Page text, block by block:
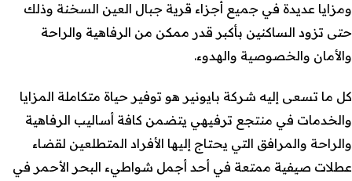
ومزايا عديدة في جميع أجزاء قرية جبال العين السخنة وذلك
حتى تزود الساكنين بأكبر قدر ممكن من الرفاهية والراحة
والأمان والخصوصية والهدوء.
كل ما تسعى إليه شركة بايونير هو توفير حياة متكاملة المزايا
والخدمات في منتجع ترفيهي يتضمن كافة أساليب الرفاهية
والراحة والمرافق التي يحتاج إليها الأفراد المتطلعين لقضاء
عطلات صيفية ممتعة في أحد أجمل شواطيء البحر الأحمر في